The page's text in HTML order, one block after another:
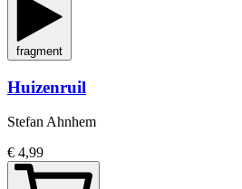
fragment
Huizenruil
Stefan Ahnhem
€ 4,99